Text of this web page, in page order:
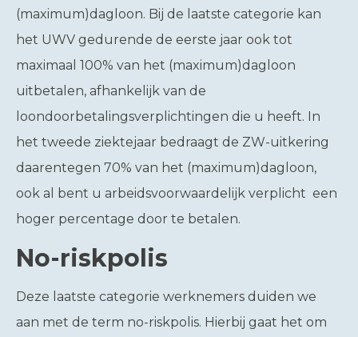
(maximum)dagloon. Bij de laatste categorie kan
het UWV gedurende de eerste jaar ook tot
maximaal 100% van het (maximum)dagloon
uitbetalen, afhankelijk van de
loondoorbetalingsverplichtingen die u heeft. In
het tweede ziektejaar bedraagt de ZW-uitkering
daarentegen 70% van het (maximum)dagloon,
ook al bent u arbeidsvoorwaardelijk verplicht een
hoger percentage door te betalen.
No-riskpolis
Deze laatste categorie werknemers duiden we
aan met de term no-riskpolis. Hierbij gaat het om